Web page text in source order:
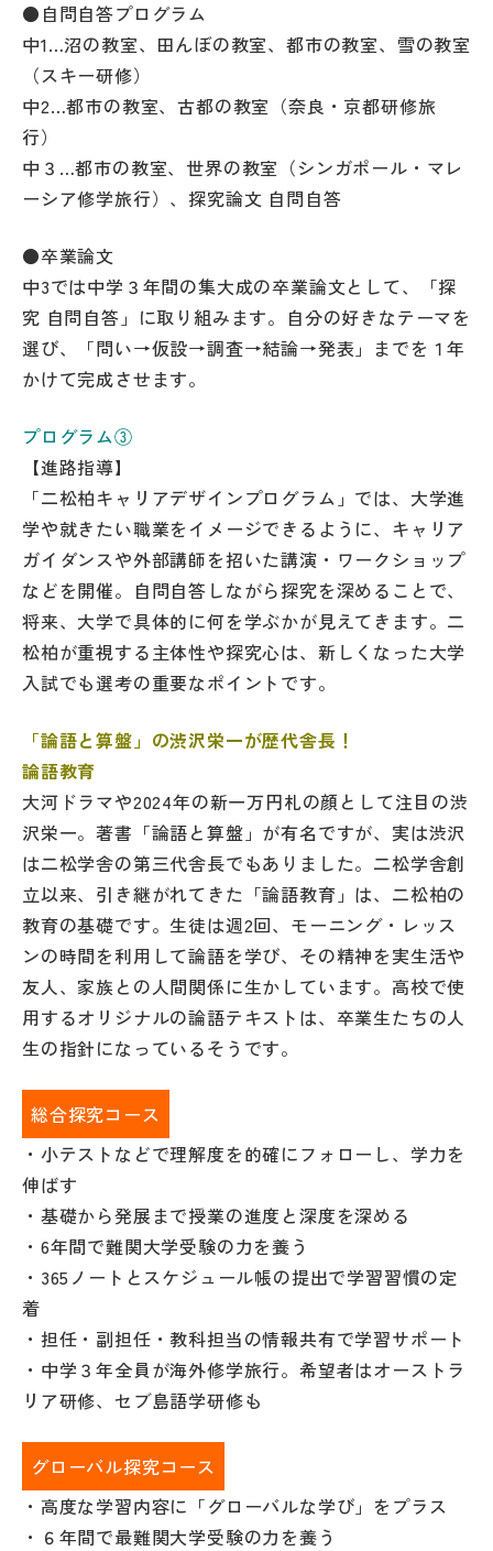
●自問自答プログラム
中1…沼の教室、田んぼの教室、都市の教室、雪の教室
（スキー研修）
中2…都市の教室、古都の教室（奈良・京都研修旅
行）
中３…都市の教室、世界の教室（シンガポール・マレ
ーシア修学旅行）、探究論文 自問自答
●卒業論文
中3では中学３年間の集大成の卒業論文として、「探
究 自問自答」に取り組みます。自分の好きなテーマを
選び、「問い→仮設→調査→結論→発表」までを１年
かけて完成させます。
プログラム③
【進路指導】
「二松柏キャリアデザインプログラム」では、大学進
学や就きたい職業をイメージできるように、キャリア
ガイダンスや外部講師を招いた講演・ワークショップ
などを開催。自問自答しながら探究を深めることで、
将来、大学で具体的に何を学ぶかが見えてきます。二
松柏が重視する主体性や探究心は、新しくなった大学
入試でも選考の重要なポイントです。
「論語と算盤」の渋沢栄一が歴代舎長！
論語教育
大河ドラマや2024年の新一万円札の顔として注目の渋
沢栄一。著書「論語と算盤」が有名ですが、実は渋沢
は二松学舎の第三代舎長でもありました。二松学舎創
立以来、引き継がれてきた「論語教育」は、二松柏の
教育の基礎です。生徒は週2回、モーニング・レッス
ンの時間を利用して論語を学び、その精神を実生活や
友人、家族との人間関係に生かしています。高校で使
用するオリジナルの論語テキストは、卒業生たちの人
生の指針になっているそうです。
総合探究コース
・小テストなどで理解度を的確にフォローし、学力を
伸ばす
・基礎から発展まで授業の進度と深度を深める
・6年間で難関大学受験の力を養う
・365ノートとスケジュール帳の提出で学習習慣の定
着
・担任・副担任・教科担当の情報共有で学習サポート
・中学３年全員が海外修学旅行。希望者はオーストラ
リア研修、セブ島語学研修も
グローバル探究コース
・高度な学習内容に「グローバルな学び」をプラス
・６年間で最難関大学受験の力を養う